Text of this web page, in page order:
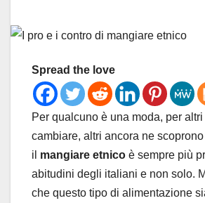
Spread the love
Per qualcuno è una moda, per
cambiare, altri ancora ne
il mangiare etnico è sempre più
abitudini degli italiani e non solo.
che questo tipo di alimentazione